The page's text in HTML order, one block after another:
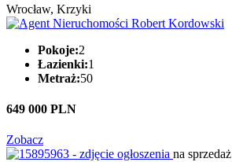
Wrocław, Krzyki
Pokoje:2
Łazienki:1
Metraż:50
649 000 PLN
Zobacz
na sprzedaż